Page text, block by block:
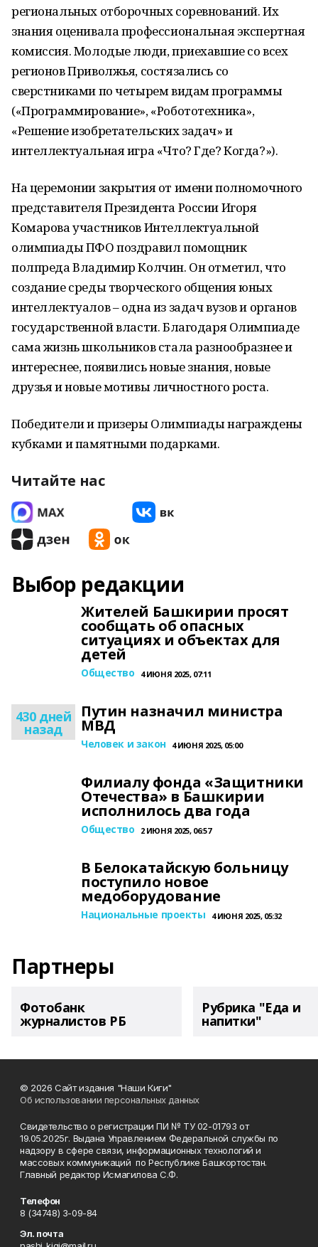
региональных отборочных соревнований. Их
знания оценивала профессиональная экспертная
комиссия. Молодые люди, приехавшие со всех
регионов Приволжья, состязались со
сверстниками по четырем видам программы
(«Программирование», «Робототехника»,
«Решение изобретательских задач» и
интеллектуальная игра «Что? Где? Когда?»).
На церемонии закрытия от имени полномочного
представителя Президента России Игоря
Комарова участников Интеллектуальной
олимпиады ПФО поздравил помощник
полпреда Владимир Колчин. Он отметил, что
создание среды творческого общения юных
интеллектуалов – одна из задач вузов и органов
государственной власти. Благодаря Олимпиаде
сама жизнь школьников стала разнообразнее и
интереснее, появились новые знания, новые
друзья и новые мотивы личностного роста.
Победители и призеры Олимпиады награждены
кубками и памятными подарками.
Читайте нас
Выбор редакции
Жителей Башкирии просят
сообщать об опасных
ситуациях и объектах для
детей
Общество 4 ИЮНЯ 2025, 07:11
430 дней
назад
Путин назначил министра
МВД
Человек и закон 4 ИЮНЯ 2025, 05:00
Филиалу фонда «Защитники
Отечества» в Башкирии
исполнилось два года
Общество 2 ИЮНЯ 2025, 06:57
В Белокатайскую больницу
поступило новое
медоборудование
Национальные проекты 4 ИЮНЯ 2025, 05:32
Партнеры
Фотобанк
журналистов РБ
Рубрика "Еда и
напитки"
© 2026 Сайт издания "Наши Киги"
Об использовании персональных данных
Свидетельство о регистрации ПИ № ТУ 02-01793 от
19.05.2025г. Выдана Управлением Федеральной службы по
надзору в сфере связи, информационных технологий и
массовых коммуникаций по Республике Башкортостан.
Главный редактор Исмагилова С.Ф.
Телефон
8 (34748) 3-09-84
Эл. почта